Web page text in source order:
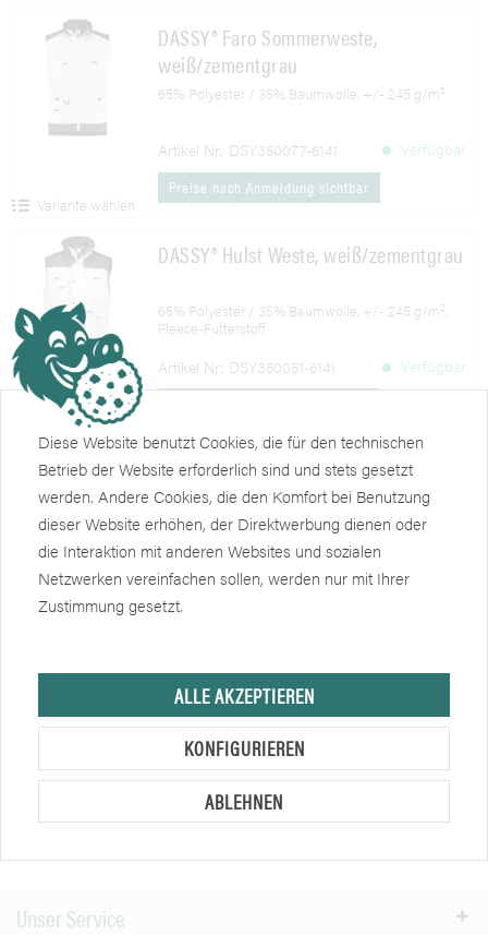
DASSY® Faro Sommerweste,
weiß/zementgrau
65% Polyester / 35% Baumwolle, +/- 245 g/m²
Artikel Nr.: DSY350077-6141
Verfügbar
Preise nach Anmeldung sichtbar
Variante wählen
DASSY® Hulst Weste, weiß/zementgrau
65% Polyester / 35% Baumwolle, +/- 245 g/m²,
Fleece-Futterstoff
Artikel Nr.: DSY350051-6141
Verfügbar
Variante wählen
NEPTUN Softshelljacke, weiß/grau
Artikel Nr.: FE19992
Verfügbar
Effektiver Schutz: Arbeitsbekleidung wie Jacken aus Softshell
oder Baumwolle Arbeitsbekleidung wie Jacken aus Softshell
oder Winterjacken müssen unterschiedlichen Anforderungen
genügen. Die...mehr erfahren »
Unser Service
Diese Website benutzt Cookies, die für den technischen
Betrieb der Website erforderlich sind und stets gesetzt
werden. Andere Cookies, die den Komfort bei Benutzung
dieser Website erhöhen, der Direktwerbung dienen oder
die Interaktion mit anderen Websites und sozialen
Netzwerken vereinfachen sollen, werden nur mit Ihrer
Zustimmung gesetzt.
ALLE AKZEPTIEREN
KONFIGURIEREN
ABLEHNEN